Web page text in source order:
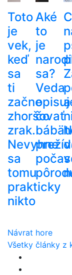
Toto
je
vek,
keď
sa
ti
začne
zhoršovať
zrak.
Nevyhne
sa
tomu
prakticky
nikto
Aké
to
je
sa?
Veda
čo
počas
a
Návrat hore
Všetky články z